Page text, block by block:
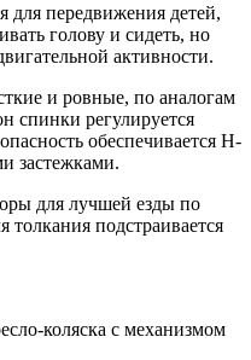
для передвижения детей,
голову и сидеть, но
активности.
и ровные, по аналогам
спинки регулируется
обеспечивается H-
застежками.
для лучшей езды по
толкания подстраивается
коляска с механизмом